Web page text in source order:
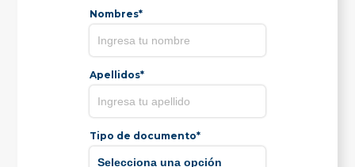
Nombres*
Apellidos*
Tipo de documento*